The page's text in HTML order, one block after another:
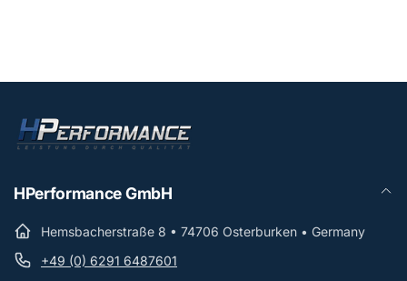
HPerformance GmbH
Hemsbacherstraße 8 • 74706 Osterburken • Germany
+49 (0) 6291 6487601